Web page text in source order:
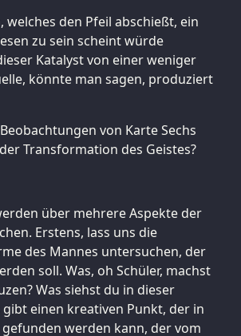
welches den Pfeil abschießt, ein
zu sein scheint würde
Katalyst von einer weniger
könnte man sagen, produziert
von Karte Sechs
Transformation des Geistes?
über mehrere Aspekte der
Erstens, lass uns die
des Mannes untersuchen, der
soll. Was, oh Schüler, machst
Was siehst du in dieser
gibt einen kreativen Punkt, der in
werden kann, der vom